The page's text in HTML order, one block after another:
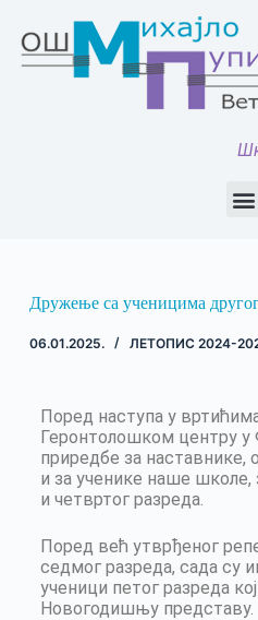
Дружење са ученицима другог
06.01.2025. ЛЕТОПИС 2024-
Поред наступа у
Геронтолошком центру у
приредбе за наставнике,
и за ученике наше
и четвртог разреда.
Поред већ утврђеног
седмог разреда, сада су
ученици петог разреда
Новогодишњу представу.